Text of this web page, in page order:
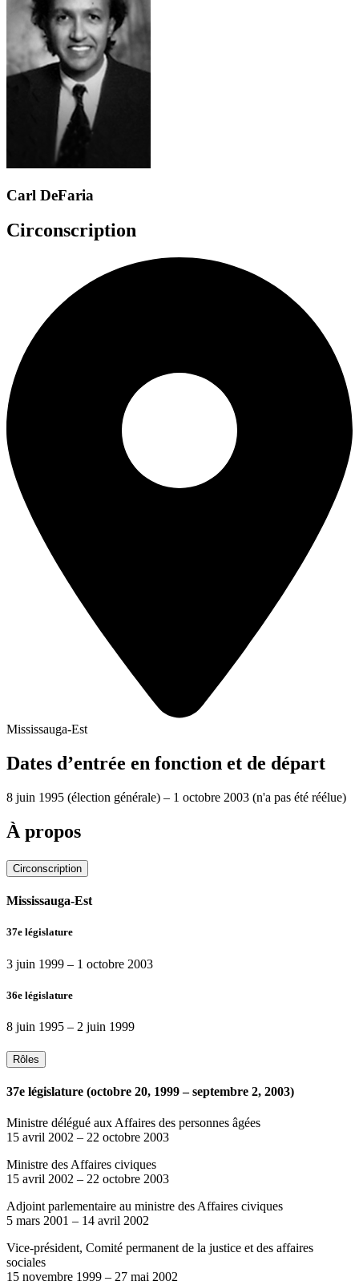
Carl DeFaria
Circonscription
Mississauga-Est
Dates d’entrée en fonction et de départ
8 juin 1995 (élection générale) – 1 octobre 2003 (n'a pas été réélue)
À propos
Circonscription
Mississauga-Est
37e législature
3 juin 1999 – 1 octobre 2003
36e législature
8 juin 1995 – 2 juin 1999
Rôles
37e législature (octobre 20, 1999 – septembre 2, 2003)
Ministre délégué aux Affaires des personnes âgées
15 avril 2002 – 22 octobre 2003
Ministre des Affaires civiques
15 avril 2002 – 22 octobre 2003
Adjoint parlementaire au ministre des Affaires civiques
5 mars 2001 – 14 avril 2002
Vice-président, Comité permanent de la justice et des affaires
sociales
15 novembre 1999 – 27 mai 2002